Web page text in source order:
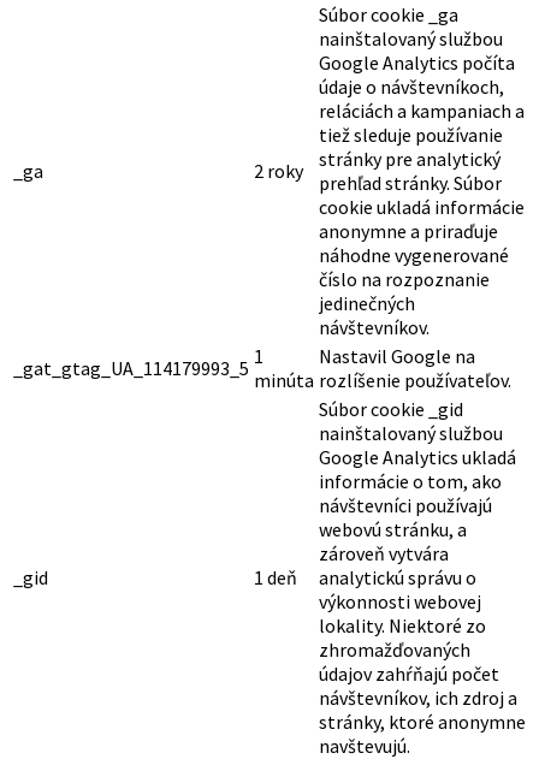
_ga 2 roky
Súbor cookie _ga
nainštalovaný službou
Google Analytics počíta
údaje o návštevníkoch,
reláciách a kampaniach a
tiež sleduje používanie
stránky pre analytický
prehľad stránky. Súbor
cookie ukladá informácie
anonymne a priraďuje
náhodne vygenerované
číslo na rozpoznanie
jedinečných
návštevníkov.
_gat_gtag_UA_114179993_5 1
minúta
Nastavil Google na
rozlíšenie používateľov.
_gid 1 deň
Súbor cookie _gid
nainštalovaný službou
Google Analytics ukladá
informácie o tom, ako
návštevníci používajú
webovú stránku, a
zároveň vytvára
analytickú správu o
výkonnosti webovej
lokality. Niektoré zo
zhromažďovaných
údajov zahŕňajú počet
návštevníkov, ich zdroj a
stránky, ktoré anonymne
navštevujú.